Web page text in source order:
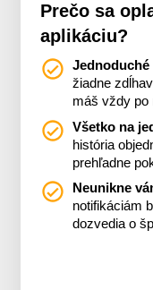
Prečo sa
aplikáciu?
žiadne
máš vždy po
Všetko na
história
prehľadne
Neunikne
notifikáciám
dozvedia o